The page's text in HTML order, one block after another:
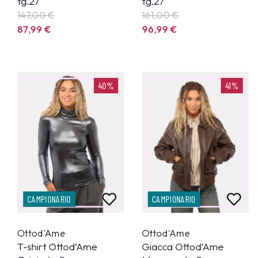
147,00 €
87,99€
161,00 €
96,99€
40%
CAMPIONARIO
Ottod'Ame
T-shirt Ottod’Ame
41%
CAMPIONARIO
Ottod'Ame
Giacca Ottod’Ame